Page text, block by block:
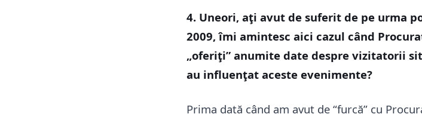
4. Uneori, aţi avut de suferit de pe urma
2009, îmi amintesc aici cazul când
„oferiţi” anumite date despre vizitatorii
au influenţat aceste evenimente?
Prima dată când am avut de “furcă” cu